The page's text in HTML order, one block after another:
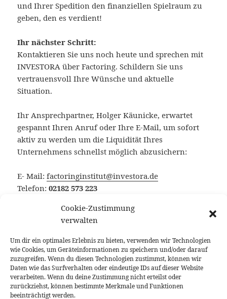
Cookie-Zustimmung
verwalten
Um dir ein optimales Erlebnis zu bieten, verwenden wir Technologien
wie Cookies, um Geräteinformationen zu speichern und/oder darauf
zuzugreifen. Wenn du diesen Technologien zustimmst, können wir
Daten wie das Surfverhalten oder eindeutige IDs auf dieser Website
verarbeiten. Wenn du deine Zustimmung nicht erteilst oder
zurückziehst, können bestimmte Merkmale und Funktionen
beeinträchtigt werden.
und Ihrer Spedition den finanziellen Spielraum zu
geben, den es verdient!
Ihr nächster Schritt:
Kontaktieren Sie uns noch heute und sprechen mit
INVESTORA über Factoring. Schildern Sie uns
vertrauensvoll Ihre Wünsche und aktuelle
Situation.
Ihr Ansprechpartner, Holger Käunicke, erwartet
gespannt Ihren Anruf oder Ihre E-Mail, um sofort
aktiv zu werden um die Liquidität Ihres
Unternehmens schnellst möglich abzusichern:
E- Mail:factoringinstitut@investora.de
Telefon:02182 573 223
Vergessen Sie nicht, dass das erste
Beratungsgespräch absolut kostenfrei
Zögern Sie nicht, sondern ergreifen Sie jetzt die
Chance, von unserer Expertise zu profitieren.
Unsere Social Media – Kanäle:
www.instagram.com/Factoringinstitut|